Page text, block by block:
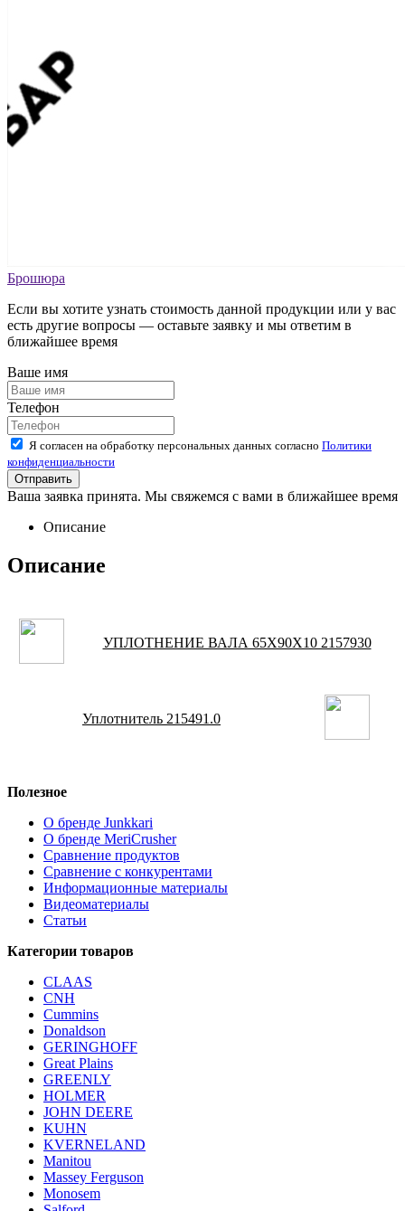
Брошюра
Если вы хотите узнать стоимость данной продукции или у вас
есть другие вопросы — оставьте заявку и мы ответим в
ближайшее время
Ваше имя
Телефон
Я согласен на обработку персональных данных согласно Политики
конфиденциальности
Ваша заявка принята. Мы свяжемся с вами в ближайшее время
Описание
Описание
УПЛОТНЕНИЕ ВАЛА 65X90X10 2157930
Уплотнитель 215491.0
Полезное
О бренде Junkkari
О бренде MeriCrusher
Сравнение продуктов
Сравнение с конкурентами
Информационные материалы
Видеоматериалы
Статьи
Категории товаров
CLAAS
CNH
Cummins
Donaldson
GERINGHOFF
Great Plains
GREENLY
HOLMER
JOHN DEERE
KUHN
KVERNELAND
Manitou
Massey Ferguson
Monosem